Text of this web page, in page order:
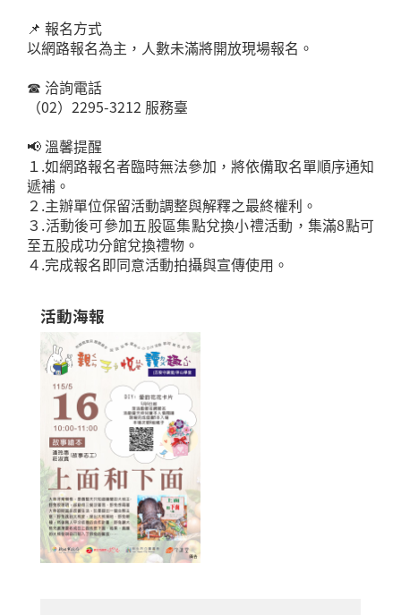
📌 報名方式
以網路報名為主，人數未滿將開放現場報名。
☎ 洽詢電話
（02）2295-3212 服務臺
📢 溫馨提醒
１.如網路報名者臨時無法參加，將依備取名單順序通知
遞補。
２.主辦單位保留活動調整與解釋之最終權利。
３.活動後可參加五股區集點兌換小禮活動，集滿8點可
至五股成功分館兌換禮物。
４.完成報名即同意活動拍攝與宣傳使用。
活動海報